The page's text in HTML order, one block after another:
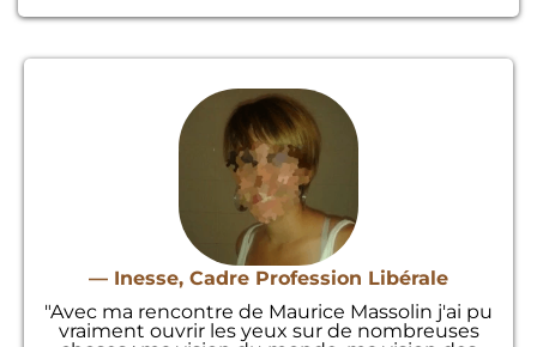
— Inesse, Cadre Profession Libérale
"Avec ma rencontre de Maurice Massolin j'ai pu
vraiment ouvrir les yeux sur de nombreuses